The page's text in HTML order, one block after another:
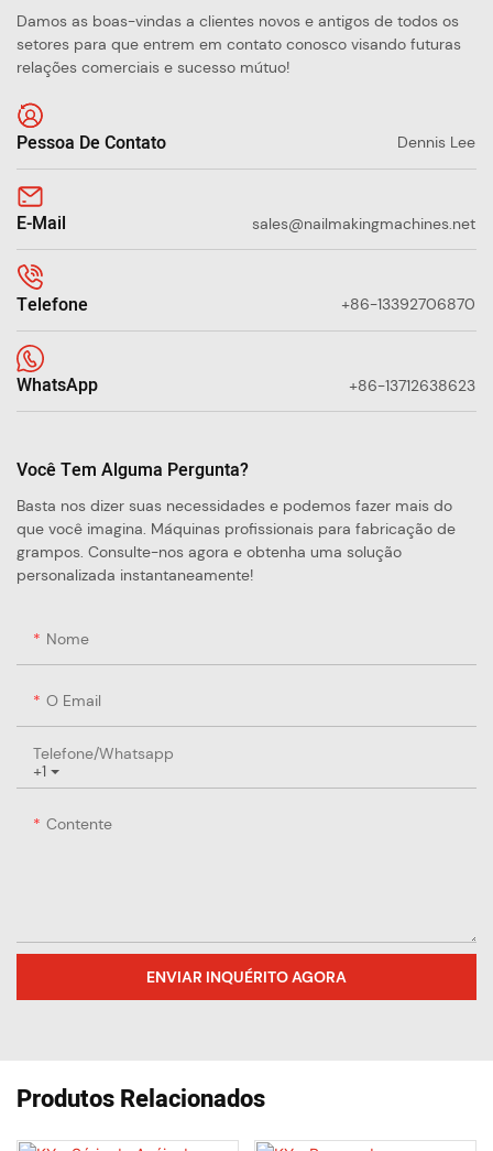
Damos as boas-vindas a clientes novos e antigos de todos os
setores para que entrem em contato conosco visando futuras
relações comerciais e sucesso mútuo!
Pessoa De Contato Dennis Lee
E-Mail sales@nailmakingmachines.net
Telefone +86-13392706870
WhatsApp +86-13712638623
Você Tem Alguma Pergunta?
Basta nos dizer suas necessidades e podemos fazer mais do
que você imagina. Máquinas profissionais para fabricação de
grampos. Consulte-nos agora e obtenha uma solução
personalizada instantaneamente!
Nome
O Email
+1
Telefone/whatsapp
Contente
ENVIAR INQUÉRITO AGORA
Produtos Relacionados